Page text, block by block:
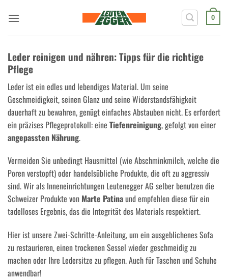
Inhalt
0
Leder reinigen und nähren: Tipps für die richtige
Pflege
Leder ist ein edles und lebendiges Material. Um seine
Geschmeidigkeit, seinen Glanz und seine Widerstandsfähigkeit
dauerhaft zu bewahren, genügt einfaches Abstauben nicht. Es erfordert
ein präzises Pflegeprotokoll: eine Tiefenreinigung, gefolgt von einer
angepassten Nährung.
Vermeiden Sie unbedingt Hausmittel (wie Abschminkmilch, welche die
Poren verstopft) oder handelsübliche Produkte, die oft zu aggressiv
sind. Wir als Inneneinrichtungen Leutenegger AG selber benutzen die
Schweizer Produkte von Marte Patinaund empfehlen diese für ein
tadelloses Ergebnis, das die Integrität des Materials respektiert.
Hier ist unsere Zwei-Schritte-Anleitung, um ein ausgeblichenes Sofa
zu restaurieren, einen trockenen Sessel wieder geschmeidig zu
machen oder Ihre Ledersitze zu pflegen. Auch für Taschen und Schuhe
anwendbar!